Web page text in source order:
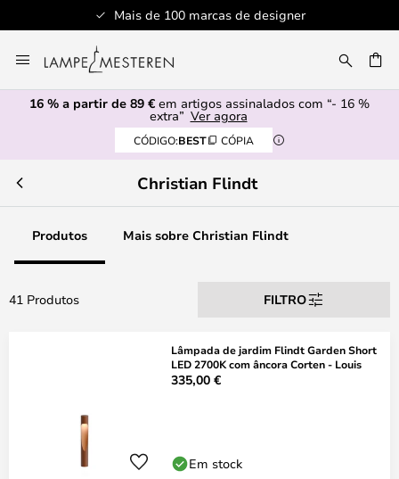
Mais de 100 marcas de designer
para
o
Conteúdo
16 % a partir de 89 € em artigos assinalados com “- 16 %
extra” Ver agora
CÓDIGO:BEST CÓPIA
Christian Flindt
Produtos Mais sobre Christian Flindt
41 Produtos FILTRO
Lâmpada de jardim Flindt Garden Short
LED 2700K com âncora Corten - Louis
335,00 €
Em stock